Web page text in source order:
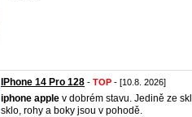
IPhone 14 Pro 128 - TOP - [10.8. 2026]
iphone apple v dobrém stavu. Jedině ze
sklo, rohy a boky jsou v pohodě.